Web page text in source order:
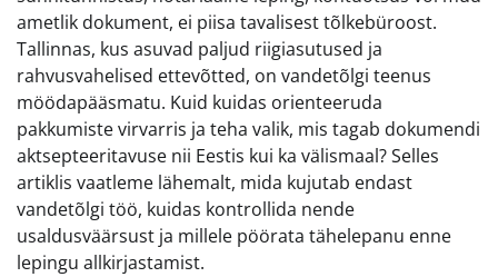
ametlik dokument, ei piisa tavalisest tõlkebüroost.
Tallinnas, kus asuvad paljud riigiasutused ja
rahvusvahelised ettevõtted, on vandetõlgi teenus
möödapääsmatu. Kuid kuidas orienteeruda
pakkumiste virvarris ja teha valik, mis tagab dokumendi
aktsepteeritavuse nii Eestis kui ka välismaal? Selles
artiklis vaatleme lähemalt, mida kujutab endast
vandetõlgi töö, kuidas kontrollida nende
usaldusväärsust ja millele pöörata tähelepanu enne
lepingu allkirjastamist.